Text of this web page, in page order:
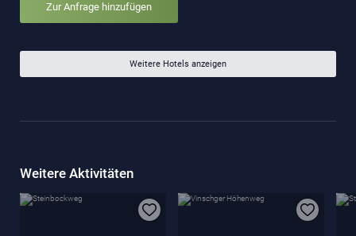
Zur Anfrage hinzufügen
Weitere Hotels anzeigen
Weitere Aktivitäten